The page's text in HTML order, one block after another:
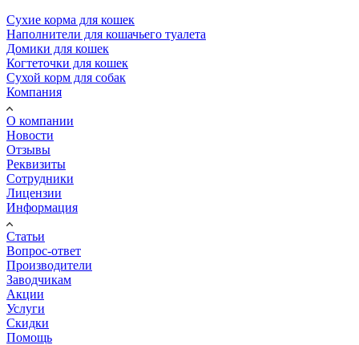
Сухие корма для кошек
Наполнители для кошачьего туалета
Домики для кошек
Когтеточки для кошек
Сухой корм для собак
Компания
О компании
Новости
Отзывы
Реквизиты
Сотрудники
Лицензии
Информация
Статьи
Вопрос-ответ
Производители
Заводчикам
Акции
Услуги
Скидки
Помощь